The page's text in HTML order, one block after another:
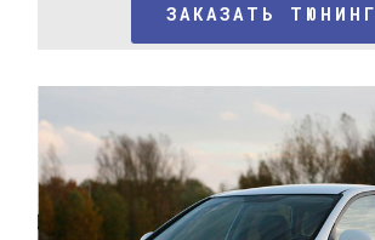
ЗАКАЗАТЬ ТЮНИНГ